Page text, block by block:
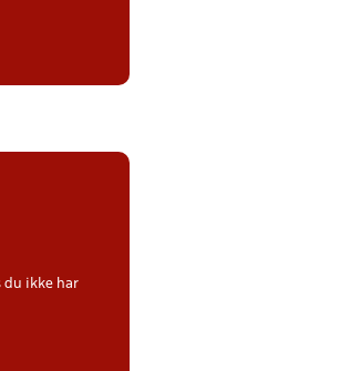
du ikke har